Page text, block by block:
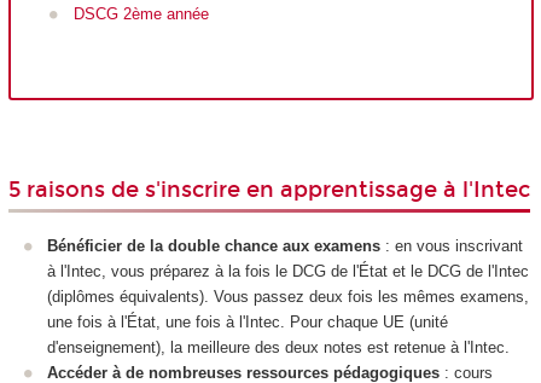
DSCG 2ème année
5 raisons de s'inscrire en apprentissage à l'Intec
Bénéficier de la double chance aux examens : en vous inscrivant
à l'Intec, vous préparez à la fois le DCG de l'État et le DCG de l'Intec
(diplômes équivalents). Vous passez deux fois les mêmes examens,
une fois à l'État, une fois à l'Intec. Pour chaque UE (unité
d'enseignement), la meilleure des deux notes est retenue à l'Intec.
Accéder à de nombreuses ressources pédagogiques : cours